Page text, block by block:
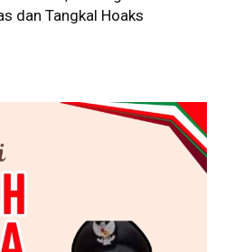
dan Tangkal Hoaks